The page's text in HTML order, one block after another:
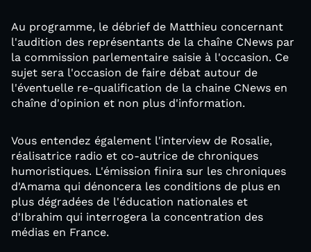
Au programme, le débrief de Matthieu concernant
l'audition des représentants de la chaîne CNews par
la commission parlementaire saisie à l'occasion. Ce
sujet sera l'occasion de faire débat autour de
l'éventuelle re-qualification de la chaine CNews en
chaîne d'opinion et non plus d'information.
Vous entendez également l'interview de Rosalie,
réalisatrice radio et co-autrice de chroniques
humoristiques. L'émission finira sur les chroniques
d'Amama qui dénoncera les conditions de plus en
plus dégradées de l'éducation nationales et
d'Ibrahim qui interrogera la concentration des
médias en France.